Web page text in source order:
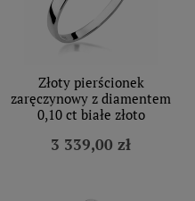
Złoty pierścionek
zaręczynowy z diamentem
0,10 ct białe złoto
3 339,00 zł